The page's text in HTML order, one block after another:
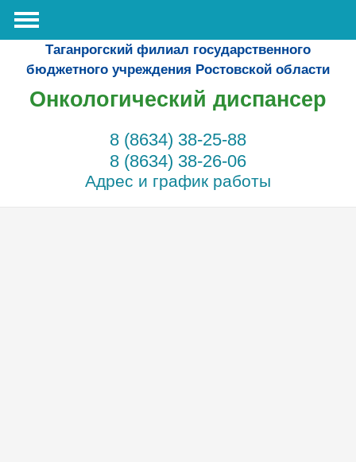
Таганрогский филиал государственного
бюджетного учреждения Ростовской области
Онкологический диспансер
8 (8634) 38-25-88
8 (8634) 38-26-06
Адрес и график работы